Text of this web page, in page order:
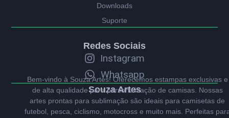
Souza Artes
Bem-vindo à Souza Artes! Oferecemos estampas exclusivas e
de alta qualidade para personalização de camisas. Nossas
artes prontas para sublimação são ideais para camisetas de
futebol, pesca, ciclismo, motocross e muito mais. Perfeitas
Redes Sociais
Instagram
Whatsapp
Downloads
Suporte